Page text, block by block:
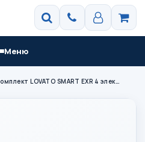
Меню
Комплект LOVATO SMART EXR 4 электроника